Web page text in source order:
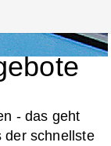
- das geht
der schnellste